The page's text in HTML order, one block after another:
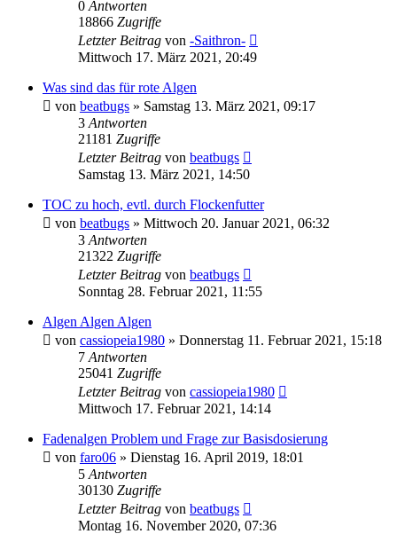
0 Antworten
18866 Zugriffe
Letzter Beitrag von -Saithron-
Mittwoch 17. März 2021, 20:49
Was sind das für rote Algen
von beatbugs » Samstag 13. März 2021, 09:17
3 Antworten
21181 Zugriffe
Letzter Beitrag von beatbugs
Samstag 13. März 2021, 14:50
TOC zu hoch, evtl. durch Flockenfutter
von beatbugs » Mittwoch 20. Januar 2021, 06:32
3 Antworten
21322 Zugriffe
Letzter Beitrag von beatbugs
Sonntag 28. Februar 2021, 11:55
Algen Algen Algen
von cassiopeia1980 » Donnerstag 11. Februar 2021, 15:18
7 Antworten
25041 Zugriffe
Letzter Beitrag von cassiopeia1980
Mittwoch 17. Februar 2021, 14:14
Fadenalgen Problem und Frage zur Basisdosierung
von faro06 » Dienstag 16. April 2019, 18:01
5 Antworten
30130 Zugriffe
Letzter Beitrag von beatbugs
Montag 16. November 2020, 07:36